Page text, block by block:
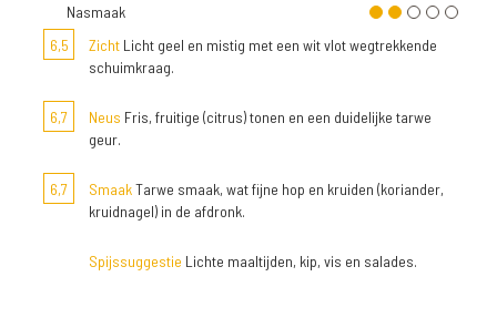
Nasmaak
6,5
Zicht Licht geel en mistig met een wit vlot wegtrekkende
schuimkraag.
6,7 Neus Fris, fruitige (citrus) tonen en een duidelijke tarwe
geur.
6,7 SmaakTarwe smaak, wat fijne hop en kruiden (koriander,
kruidnagel) in de afdronk.
Spijssuggestie Lichte maaltijden, kip, vis en salades.